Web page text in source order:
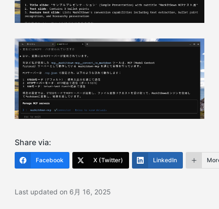
Share via:
Facebook X (Twitter) LinkedIn
Last updated on 6月 16, 2025